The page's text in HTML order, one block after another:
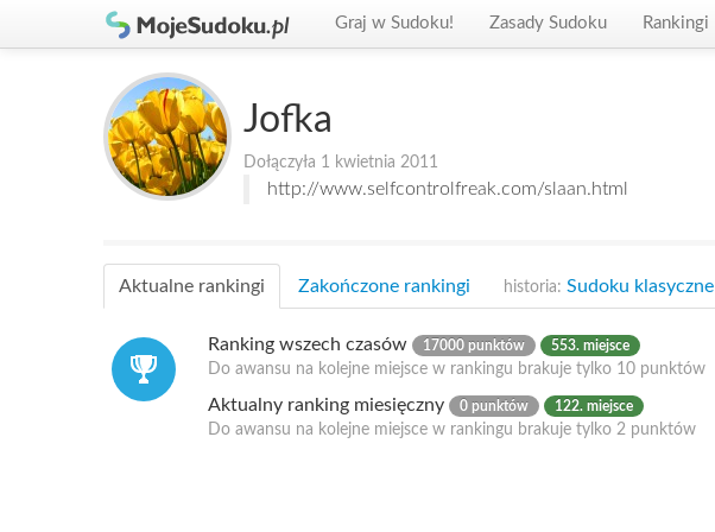
Graj w Sudoku! Zasady Sudoku Rankingi
Jofka
Dołączyła 1 kwietnia 2011
http://www.selfcontrolfreak.com/slaan.html
Aktualne rankingi Zakończone rankingi historia: Sudoku klasyczne
Ranking wszech czasów 17000 punktów 553. miejsce
Do awansu na kolejne miejsce w rankingu brakuje tylko 10 punktów
Aktualny ranking miesięczny 0 punktów 122. miejsce
Do awansu na kolejne miejsce w rankingu brakuje tylko 2 punktów